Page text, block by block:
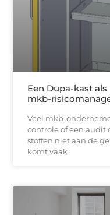
Een Dupa-kast
mkb-
Veel mkb-
controle of een audit
stoffen niet aan de
komt vaak